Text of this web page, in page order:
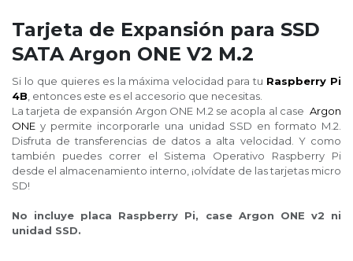
Tarjeta de Expansión para SSD
SATA Argon ONE V2 M.2
Si lo que quieres es la máxima velocidad para tu Raspberry Pi
4B , entonces este es el accesorio que necesitas.
La tarjeta de expansión Argon ONE M.2 se acopla al case Argon
ONE y permite incorporarle una unidad SSD en formato M.2.
Disfruta de transferencias de datos a alta velocidad. Y como
también puedes correr el Sistema Operativo Raspberry Pi
desde el almacenamiento interno, ¡olvídate de las tarjetas micro
SD!
No incluye placa Raspberry Pi, case Argon ONE v2 ni
unidad SSD.